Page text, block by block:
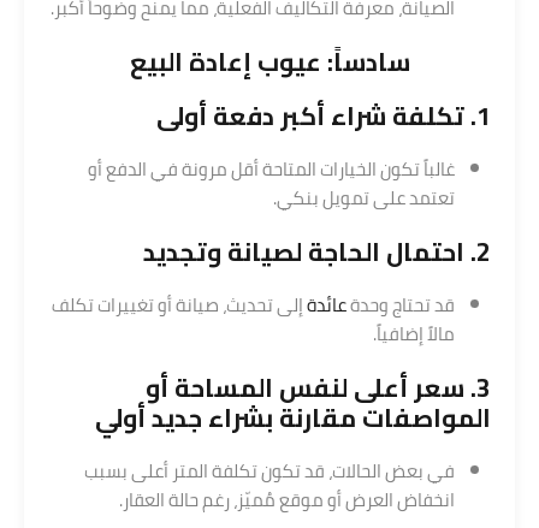
الصيانة، معرفة التكاليف الفعلية، مما يمنح وضوحاً أكبر.
سادساً: عيوب إعادة البيع
1. تكلفة
شراءأكبر دفعة أولى
غالباً تكون الخيارات المتاحة أقل مرونة في الدفع أو
تعتمد على تمويل بنكي.
2. احتمال الحاجة لصيانة وتجديد
قد تحتاج وحدةعائدةإلى تحديث، صيانة أو تغييرات تكلف
مالاً إضافياً.
3. سعر أعلى لنفس المساحة أو
المواصفات مقارنة بشراء جديد أولي
في بعض الحالات، قد تكون تكلفة المتر أعلى بسبب
انخفاض العرض أو موقع مُميّز، رغم حالة العقار.